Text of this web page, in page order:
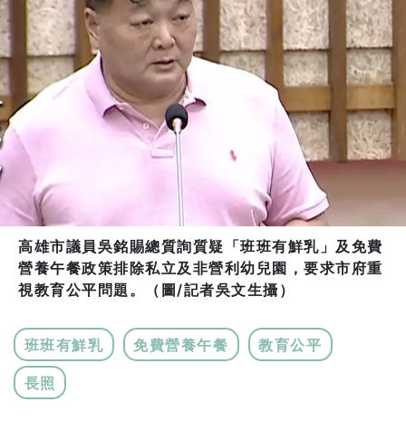
高雄市議員吳銘賜總質詢質疑「班班有鮮乳」及免費
營養午餐政策排除私立及非營利幼兒園，要求市府重
視教育公平問題。（圖/記者吳文生攝）
班班有鮮乳 免費營養午餐 教育公平
長照